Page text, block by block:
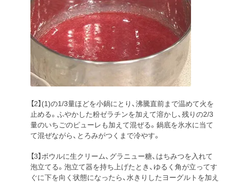
【2】(1)の1/3量ほどを小鍋にとり、沸騰直前まで温めて火を
止める。ふやかした粉ゼラチンを加えて溶かし、残りの2/3
量のいちごのピューレも加えて混ぜる。鍋底を氷水に当て
て混ぜながら、とろみがつくまで冷やす。
【3】ボウルに生クリーム、グラニュー糖、はちみつを入れて
泡立てる。泡立て器を持ち上げたとき、ゆるく角が立ってす
ぐに下を向く状態になったら、水きりしたヨーグルトを加え